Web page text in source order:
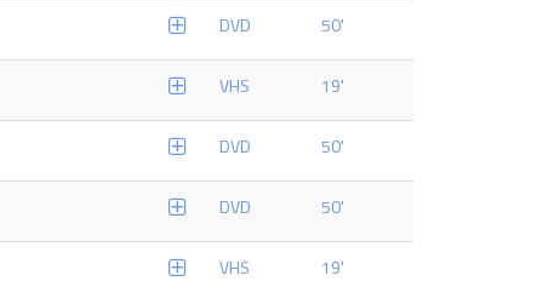
DVD 50'
VHS 19'
DVD 50'
DVD 50'
VHS 19'